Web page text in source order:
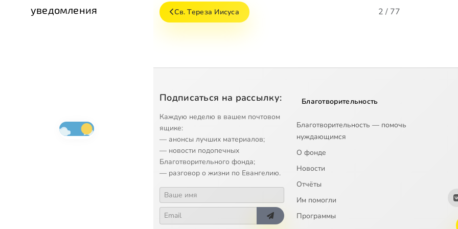
уведомления
Св. Тереза Иисуса 2 / 77
Подписаться на рассылку:
Каждую неделю в вашем почтовом
ящике:
— анонсы лучших материалов;
— новости подопечных
Благотворительного фонда;
— разговор о жизни по Евангелию.
Благотворительность
Благотворительность — помочь
нуждающимся
О фонде
Новости
Отчёты
Им помогли
Программы